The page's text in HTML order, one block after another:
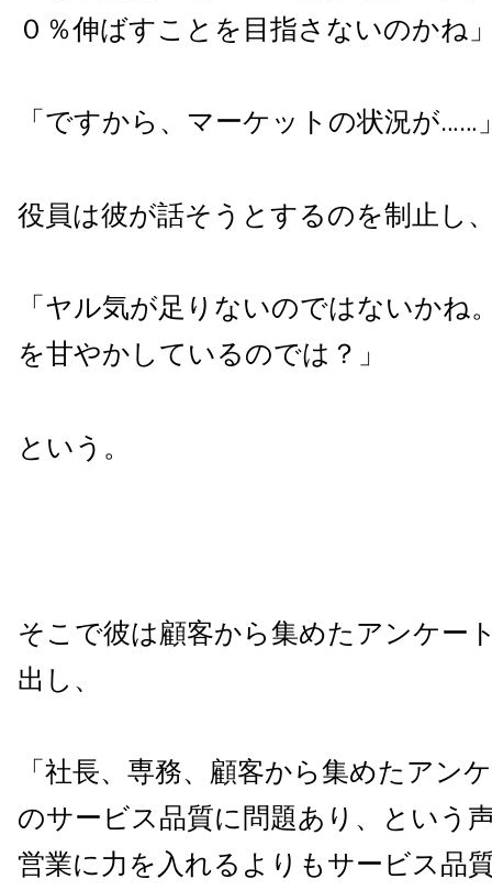
０％伸ばすことを目指さないのかね
「ですから、マーケットの状況が……
役員は彼が話そうとするのを制止し
「ヤル気が足りないのではないかね
を甘やかしているのでは？」
という。
そこで彼は顧客から集めたアンケー
出し、
「社長、専務、顧客から集めたアン
のサービス品質に問題あり、という
営業に力を入れるよりもサービス品